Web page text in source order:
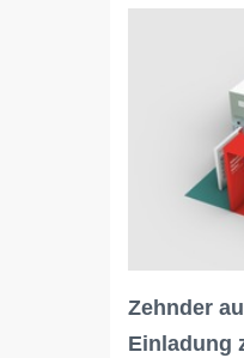
Zehnder
Einladung